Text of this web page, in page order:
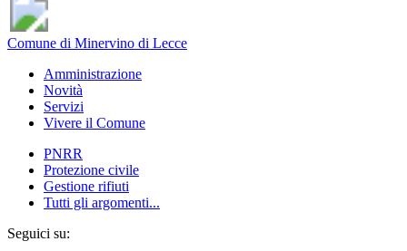
Comune di Minervino di Lecce
Amministrazione
Novità
Servizi
Vivere il Comune
PNRR
Protezione civile
Gestione rifiuti
Tutti gli argomenti...
Seguici su: